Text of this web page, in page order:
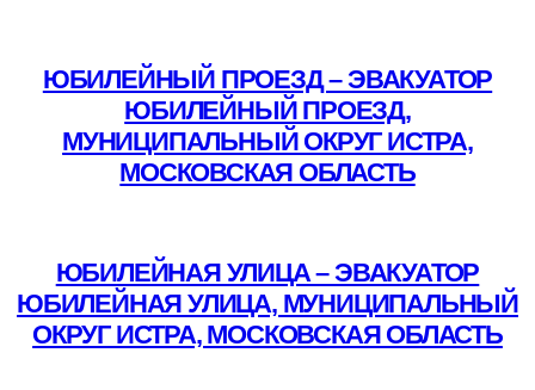
ЮБИЛЕЙНЫЙ ПРОЕЗД – ЭВАКУАТОР
ЮБИЛЕЙНЫЙ ПРОЕЗД,
МУНИЦИПАЛЬНЫЙ ОКРУГ ИСТРА,
МОСКОВСКАЯ ОБЛАСТЬ
ЮБИЛЕЙНАЯ УЛИЦА – ЭВАКУАТОР
ЮБИЛЕЙНАЯ УЛИЦА, МУНИЦИПАЛЬНЫЙ
ОКРУГ ИСТРА, МОСКОВСКАЯ ОБЛАСТЬ